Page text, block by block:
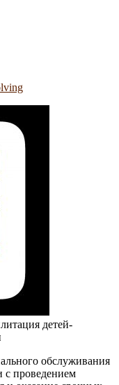
детей-
обслуживания
с проведением